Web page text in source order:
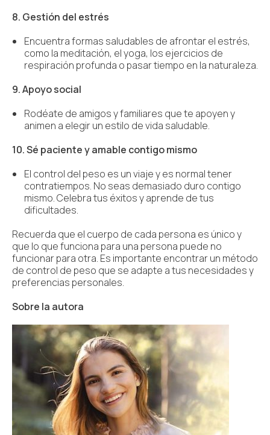
8. Gestión del estrés
Encuentra formas saludables de afrontar el estrés,
como la meditación, el yoga, los ejercicios de
respiración profunda o pasar tiempo en la naturaleza.
9. Apoyo social
Rodéate de amigos y familiares que te apoyen y
animen a elegir un estilo de vida saludable.
10. Sé paciente y amable contigo mismo
El control del peso es un viaje y es normal tener
contratiempos. No seas demasiado duro contigo
mismo. Celebra tus éxitos y aprende de tus
dificultades.
Recuerda que el cuerpo de cada persona es único y
que lo que funciona para una persona puede no
funcionar para otra. Es importante encontrar un método
de control de peso que se adapte a tus necesidades y
preferencias personales.
Sobre la autora